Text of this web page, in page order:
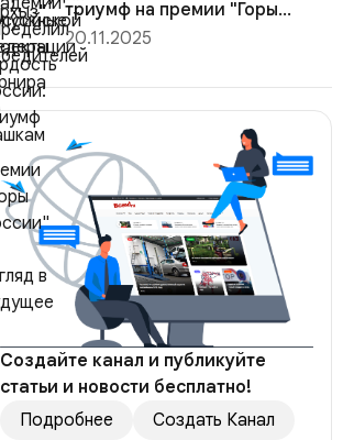
триумф на премии "Горы
России"...
20.11.2025
Создайте канал и публикуйте
статьи и новости бесплатно!
Подробнее
Создать Канал